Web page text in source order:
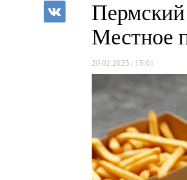
Местное
20.02.2025 | 15:01